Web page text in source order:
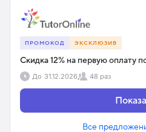
ПРОМОКОД ЭКСКЛЮЗИВ
Скидка 12% на первую оплату
До 31.12.2026 48 раз
Все